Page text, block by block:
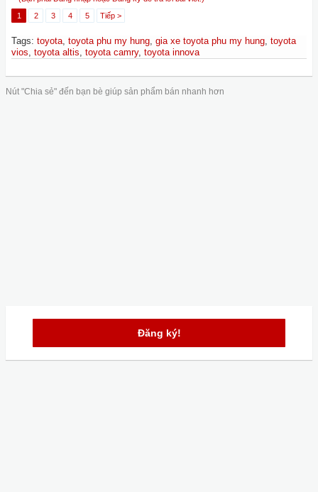
1
2 3 4 5 Tiếp >
Tags: toyota, toyota phu my hung, gia xe toyota phu my hung, toyota
vios, toyota altis, toyota camry, toyota innova
Nút "Chia sẻ" đến bạn bè giúp sản phẩm bán nhanh hơn
Đăng ký!